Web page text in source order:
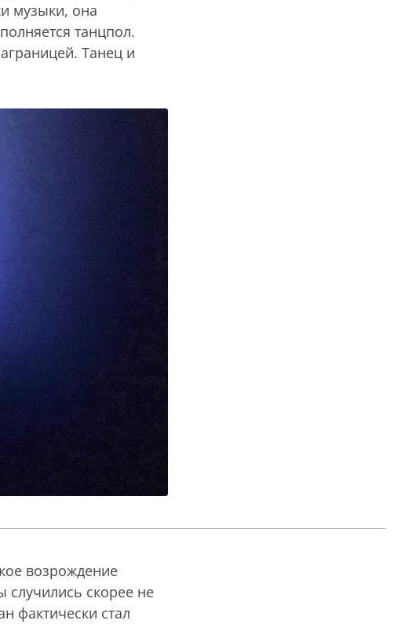
музыки, она
танцпол.
Танец и
возрождение
случились скорее не
фактически стал